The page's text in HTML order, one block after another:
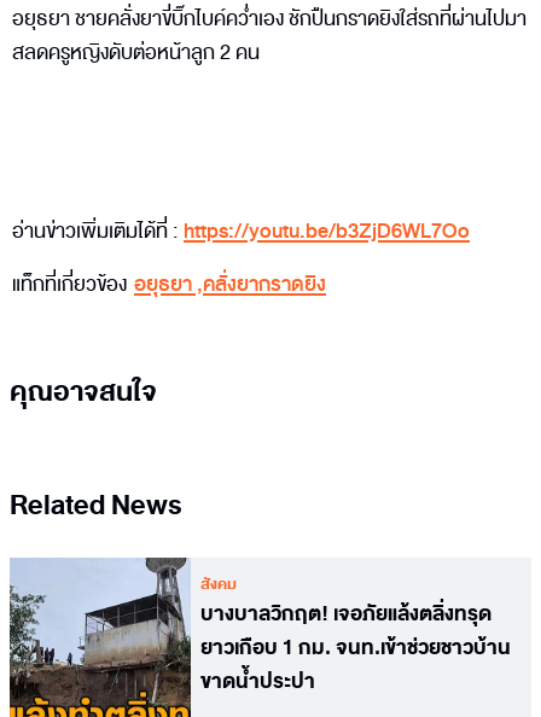
อยุธยา ชายคลั่งยาขี่บิ๊กไบค์คว่ำเอง ชักปืนกราดยิงใส่รถที่ผ่านไปมา
สลดครูหญิงดับต่อหน้าลูก 2 คน
อ่านข่าวเพิ่มเติมได้ที่ : https://youtu.be/b3ZjD6WL7Oo
แท็กที่เกี่ยวข้อง อยุธยา,คลั่งยากราดยิง
คุณอาจสนใจ
Related News
สังคม
บางบาลวิกฤต! เจอภัยแล้งตลิ่งทรุด
ยาวเกือบ 1 กม. จนท.เข้าช่วยชาวบ้าน
ขาดน้ำประปา